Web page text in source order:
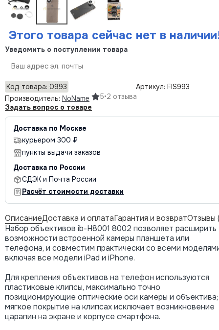
Этого товара сейчас нет в
Уведомить о поступлении товара
Код товара: 0993
Артикул: FIS993
Производитель: NoName 5•2 отзыва
Задать вопрос о товаре
Доставка по Москве
курьером 300 ₽
пункты выдачи заказов
Доставка по России
СДЭК и Почта России
Расчёт стоимости доставки
ОписаниеДоставка и оплатаГарантия и возвратОтзывы
Набор объективов ib-H8001 8002 позволяет расширить
возможности встроенной камеры планшета или
телефона, и совместим практически со всеми
включая все модели iPad и iPhone.
Для крепления объективов на телефон используются
пластиковые клипсы, максимально точно
позиционирующие оптические оси камеры и объектива;
мягкое покрытие на клипсах исключает возникновение
царапин на экране и корпусе смартфона.